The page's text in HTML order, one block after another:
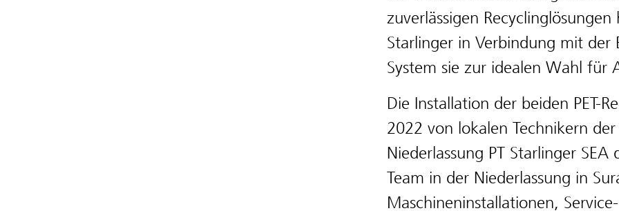
zuverlässigen
Starlinger in Verbindung mit
System sie zur idealen Wahl für
Die Installation der beiden PET-
2022 von lokalen Technikern
Niederlassung PT Starlinger
Team in der Niederlassung in
Maschineninstallationen,